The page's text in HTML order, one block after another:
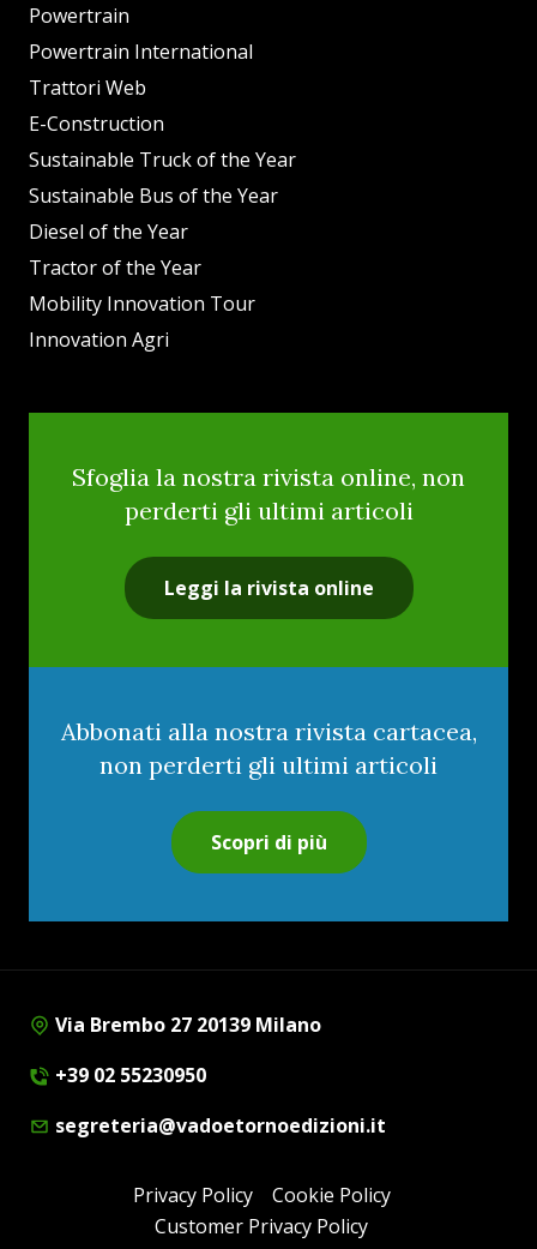
Powertrain
Powertrain International
Trattori Web
E-Construction
Sustainable Truck of the Year
Sustainable Bus of the Year
Diesel of the Year
Tractor of the Year
Mobility Innovation Tour
Innovation Agri
Sfoglia la nostra rivista online, non
perderti gli ultimi articoli
Leggi la rivista online
Abbonati alla nostra rivista cartacea,
non perderti gli ultimi articoli
Scopri di più
Via Brembo 27 20139 Milano
+39 02 55230950
segreteria@vadoetornoedizioni.it
Privacy Policy
Cookie Policy
Customer Privacy Policy